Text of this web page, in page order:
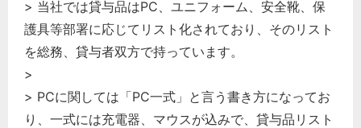
> 当社では貸与品はPC、ユニフォーム、安全靴、保
護具等部署に応じてリスト化されており、そのリスト
を総務、貸与者双方で持っています。
>
> PCに関しては「PC一式」と言う書き方になってお
り、一式には充電器、マウスが込みで、貸与品リスト